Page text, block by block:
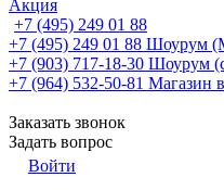
Акция
+7 (495) 249 01 88
+7 (495) 249 01 88 Шоурум
+7 (903) 717-18-30 Шоурум
+7 (964) 532-50-81 Магазин
Заказать звонок
Задать вопрос
Войти